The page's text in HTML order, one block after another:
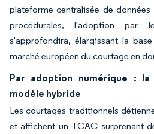
plateforme centralisée de
procédurales, l'adoption par
s'approfondira, élargissant la
marché européen du courtage en
Par adoption numérique :
modèle hybride
Les courtages traditionnels
et affichent un TCAC surprenant